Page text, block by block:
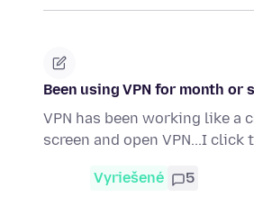
Been using VPN for month
VPN has been working like a
screen and open VPN...I click
Vyriešené 5